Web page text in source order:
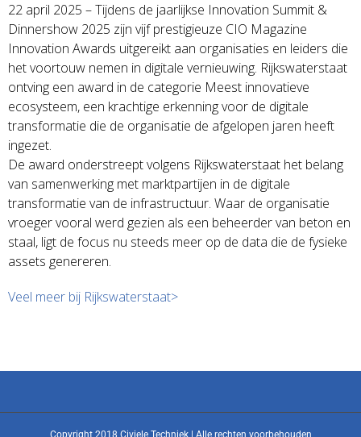
22 april 2025 – Tijdens de jaarlijkse Innovation Summit &
Dinnershow 2025 zijn vijf prestigieuze CIO Magazine
Innovation Awards uitgereikt aan organisaties en leiders die
het voortouw nemen in digitale vernieuwing. Rijkswaterstaat
ontving een award in de categorie Meest innovatieve
ecosysteem, een krachtige erkenning voor de digitale
transformatie die de organisatie de afgelopen jaren heeft
ingezet.
De award onderstreept volgens Rijkswaterstaat het belang
van samenwerking met marktpartijen in de digitale
transformatie van de infrastructuur. Waar de organisatie
vroeger vooral werd gezien als een beheerder van beton en
staal, ligt de focus nu steeds meer op de data die de fysieke
assets genereren.
Veel meer bij Rijkswaterstaat>